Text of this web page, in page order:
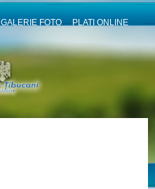
GALERIE FOTO
PLATI ONLINE